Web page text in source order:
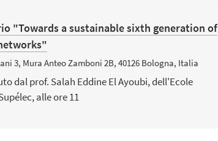
"Towards a sustainable sixth generation of
3, Mura Anteo Zamboni 2B, 40126 Bologna, Italia
dal prof. Salah Eddine El Ayoubi, dell'Ecole
alle ore 11